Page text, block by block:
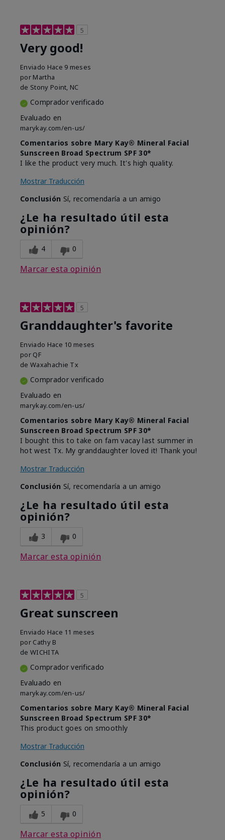
5
Very good!
Enviado Hace 9 meses
por Martha
de Stony Point, NC
Comprador verificado
Evaluado en
marykay.com/en-us/
Comentarios sobre Mary Kay® Mineral Facial
Sunscreen Broad Spectrum SPF 30*
I like the product very much. It's high quality.
Mostrar Traducción
Conclusión Sí, recomendaría a un amigo
¿Le ha resultado útil esta
opinión?
4 0
Marcar esta opinión
5
Granddaughter's favorite
Enviado Hace 10 meses
por QF
de Waxahachie Tx
Comprador verificado
Evaluado en
marykay.com/en-us/
Comentarios sobre Mary Kay® Mineral Facial
Sunscreen Broad Spectrum SPF 30*
I bought this to take on fam vacay last summer in
hot west Tx. My granddaughter loved it! Thank you!
Mostrar Traducción
Conclusión Sí, recomendaría a un amigo
¿Le ha resultado útil esta
opinión?
3 0
Marcar esta opinión
5
Great sunscreen
Enviado Hace 11 meses
por Cathy B
de WICHITA
Comprador verificado
Evaluado en
marykay.com/en-us/
Comentarios sobre Mary Kay® Mineral Facial
Sunscreen Broad Spectrum SPF 30*
This product goes on smoothly
Mostrar Traducción
Conclusión Sí, recomendaría a un amigo
¿Le ha resultado útil esta
opinión?
5 0
Marcar esta opinión